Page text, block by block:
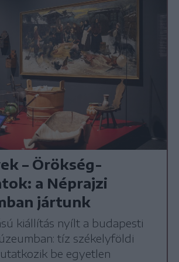
– Örökség-
a Néprajzi
jártunk
kiállítás nyílt a budapesti
tíz székelyföldi
be egyetlen